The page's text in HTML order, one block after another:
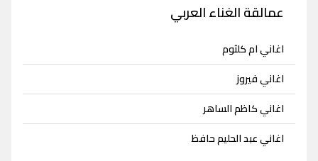
عمالقة الغناء العربي
اغاني ام كلثوم
اغاني فيروز
اغاني كاظم الساهر
اغاني عبد الحليم حافظ